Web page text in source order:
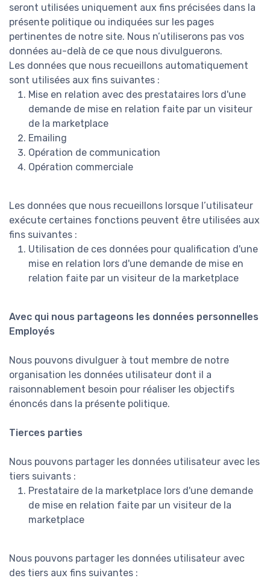
seront utilisées uniquement aux fins précisées dans la
présente politique ou indiquées sur les pages
pertinentes de notre site. Nous n’utiliserons pas vos
données au-delà de ce que nous divulguerons.
Les données que nous recueillons automatiquement
sont utilisées aux fins suivantes :
Mise en relation avec des prestataires lors d'une
demande de mise en relation faite par un visiteur
de la marketplace
Emailing
Opération de communication
Opération commerciale
Les données que nous recueillons lorsque l’utilisateur
exécute certaines fonctions peuvent être utilisées aux
fins suivantes :
Utilisation de ces données pour qualification d'une
mise en relation lors d'une demande de mise en
relation faite par un visiteur de la marketplace
Avec qui nous partageons les données personnelles
Employés
Nous pouvons divulguer à tout membre de notre
organisation les données utilisateur dont il a
raisonnablement besoin pour réaliser les objectifs
énoncés dans la présente politique.
Tierces parties
Nous pouvons partager les données utilisateur avec les
tiers suivants :
Prestataire de la marketplace lors d'une demande
de mise en relation faite par un visiteur de la
marketplace
Nous pouvons partager les données utilisateur avec
des tiers aux fins suivantes :